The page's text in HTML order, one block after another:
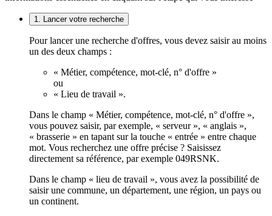
1. Lancer votre recherche
Pour lancer une recherche d'offres, vous devez saisir au moins
un des deux champs :
« Métier, compétence, mot-clé, n° d'offre »
ou
« Lieu de travail ».
Dans le champ « Métier, compétence, mot-clé, n° d'offre »,
vous pouvez saisir, par exemple, « serveur », « anglais »,
« brasserie » en tapant sur la touche « entrée » entre chaque
mot. Vous recherchez une offre précise ? Saisissez
directement sa référence, par exemple 049RSNK.
Dans le champ « lieu de travail », vous avez la possibilité de
saisir une commune, un département, une région, un pays ou
un continent.